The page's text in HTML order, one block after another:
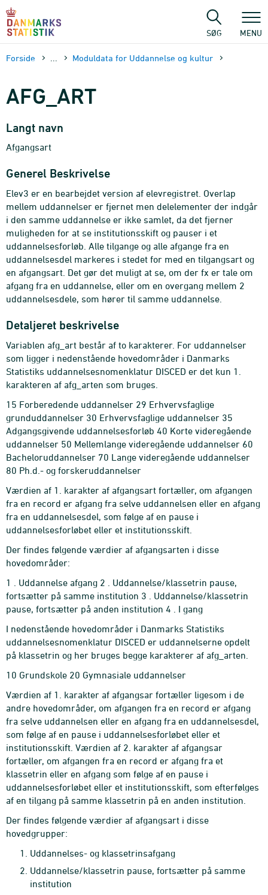
sidens
SØG MENU
Forside Moduldata for Uddannelse og kultur
AFG_ART
Langt navn
Afgangsart
Generel Beskrivelse
Elev3 er en bearbejdet version af elevregistret. Overlap
mellem uddannelser er fjernet men delelementer der indgår
i den samme uddannelse er ikke samlet, da det fjerner
muligheden for at se institutionsskift og pauser i et
uddannelsesforløb. Alle tilgange og alle afgange fra en
uddannelsesdel markeres i stedet for med en tilgangsart og
en afgangsart. Det gør det muligt at se, om der fx er tale om
afgang fra en uddannelse, eller om en overgang mellem 2
uddannelsesdele, som hører til samme uddannelse.
Detaljeret beskrivelse
Variablen afg_art består af to karakterer. For uddannelser
som ligger i nedenstående hovedområder i Danmarks
Statistiks uddannelsesnomenklatur DISCED er det kun 1.
karakteren af afg_arten som bruges.
15 Forberedende uddannelser 29 Erhvervsfaglige
grunduddannelser 30 Erhvervsfaglige uddannelser 35
Adgangsgivende uddannelsesforløb 40 Korte videregående
uddannelser 50 Mellemlange videregående uddannelser 60
Bacheloruddannelser 70 Lange videregående uddannelser
80 Ph.d.- og forskeruddannelser
Værdien af 1. karakter af afgangsart fortæller, om afgangen
fra en record er afgang fra selve uddannelsen eller en afgang
fra en uddannelsesdel, som følge af en pause i
uddannelsesforløbet eller et institutionsskift.
Der findes følgende værdier af afgangsarten i disse
hovedområder:
1 . Uddannelse afgang 2 . Uddannelse/klassetrin pause,
fortsætter på samme institution 3 . Uddannelse/klassetrin
pause, fortsætter på anden institution 4 . I gang
I nedenstående hovedområder i Danmarks Statistiks
uddannelsesnomenklatur DISCED er uddannelserne opdelt
på klassetrin og her bruges begge karakterer af afg_arten.
10 Grundskole 20 Gymnasiale uddannelser
Værdien af 1. karakter af afgangsar fortæller ligesom i de
andre hovedområder, om afgangen fra en record er afgang
fra selve uddannelsen eller en afgang fra en uddannelsesdel,
som følge af en pause i uddannelsesforløbet eller et
institutionsskift. Værdien af 2. karakter af afgangsar
fortæller, om afgangen fra en record er afgang fra et
klassetrin eller en afgang som følge af en pause i
uddannelsesforløbet eller et institutionsskift, som efterfølges
af en tilgang på samme klassetrin på en anden institution.
Der findes følgende værdier af afgangsart i disse
hovedgrupper:
Uddannelses- og klassetrinsafgang
Uddannelse/klassetrin pause, fortsætter på samme
institution